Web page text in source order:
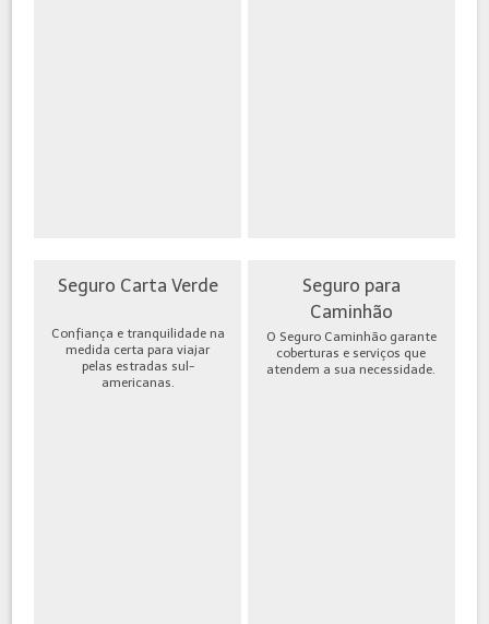
Seguro Carta Verde
Confiança e tranquilidade na
medida certa para viajar
pelas estradas sul-
americanas.
Seguro para
Caminhão
O Seguro Caminhão garante
coberturas e serviços que
atendem a sua necessidade.